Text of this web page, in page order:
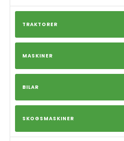
TRAKTORER
MASKINER
BILAR
SKOGSMASKINER